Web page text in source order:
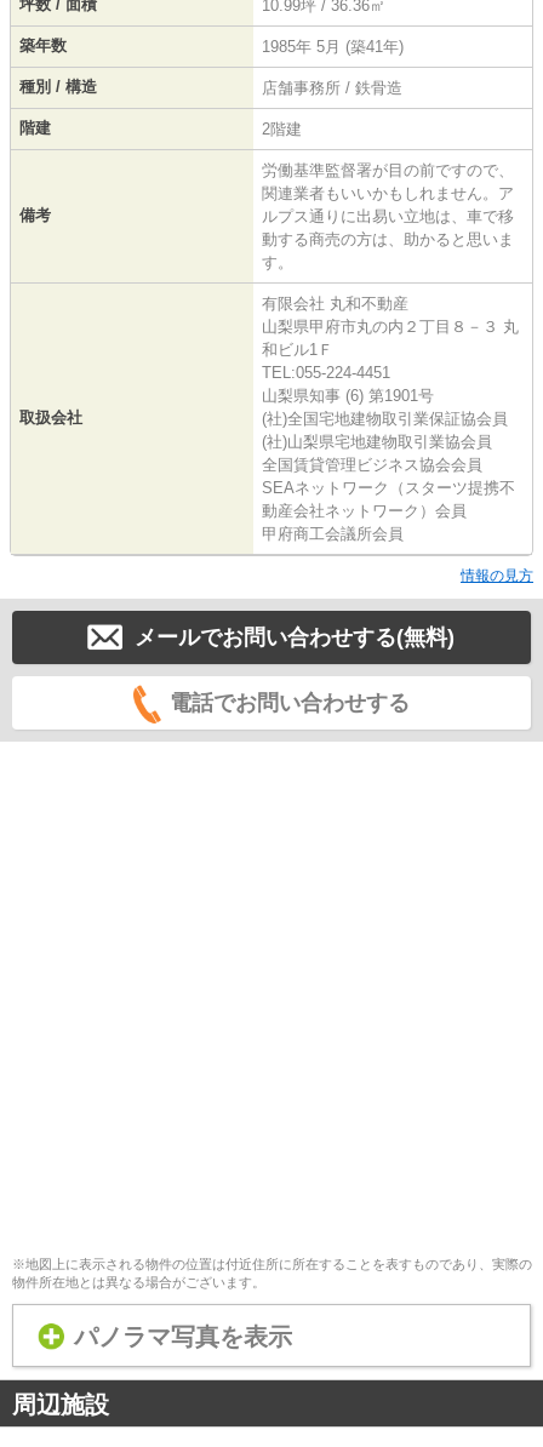
坪数 / 面積 10.99坪 / 36.36㎡
築年数 1985年 5月 (築41年)
種別 / 構造 店舗事務所 / 鉄骨造
階建 2階建
備考
労働基準監督署が目の前ですので、
関連業者もいいかもしれません。ア
ルプス通りに出易い立地は、車で移
動する商売の方は、助かると思いま
す。
取扱会社
有限会社 丸和不動産
山梨県甲府市丸の内２丁目８－３ 丸
和ビル1Ｆ
TEL:055-224-4451
山梨県知事 (6) 第1901号
(社)全国宅地建物取引業保証協会員
(社)山梨県宅地建物取引業協会員
全国賃貸管理ビジネス協会会員
SEAネットワーク（スターツ提携不
動産会社ネットワーク）会員
甲府商工会議所会員
情報の見方
メールでお問い合わせする(無料)
電話でお問い合わせする
※地図上に表示される物件の位置は付近住所に所在することを表すものであり、実際の
物件所在地とは異なる場合がございます。
パノラマ写真を表示
周辺施設